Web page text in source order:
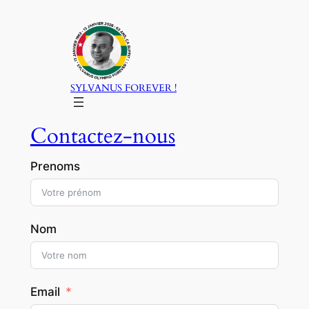
SYLVANUS FOREVER !
Contactez-nous
Prenoms
Nom
Email